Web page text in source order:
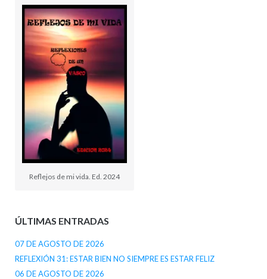
Reflejos de mi vida. Ed. 2024
ÚLTIMAS ENTRADAS
07 DE AGOSTO DE 2026
REFLEXIÓN 31: ESTAR BIEN NO SIEMPRE ES ESTAR FELIZ
06 DE AGOSTO DE 2026